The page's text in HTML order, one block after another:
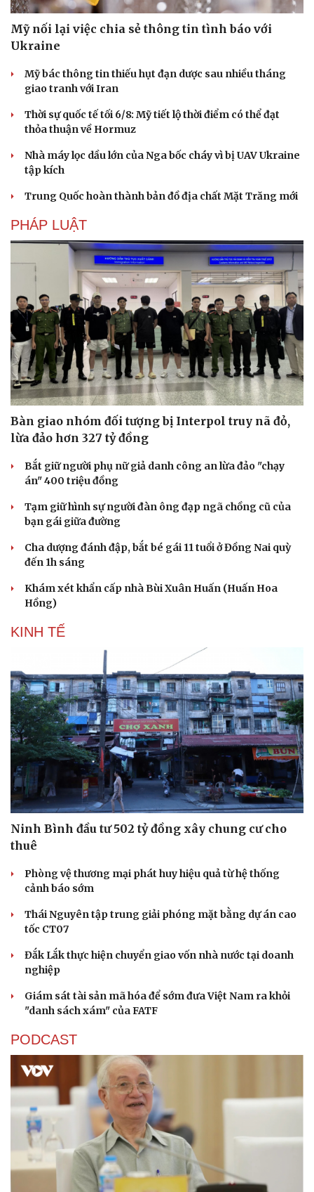
Du lịch
Tư vấn
Săn Tour
check-in
Câu chuyện thời sự
Đọc truyện đêm khuya
Mỹ nối lại việc chia sẻ thông tin tình báo với
Ukraine
Mỹ bác thông tin thiếu hụt đạn dược sau nhiều tháng
giao tranh với Iran
Thời sự quốc tế tối 6/8: Mỹ tiết lộ thời điểm có thể đạt
thỏa thuận về Hormuz
Nhà máy lọc dầu lớn của Nga bốc cháy vì bị UAV Ukraine
tập kích
Trung Quốc hoàn thành bản đồ địa chất Mặt Trăng mới
PHÁP LUẬT
Bàn giao nhóm đối tượng bị Interpol truy nã đỏ,
lừa đảo hơn 327 tỷ đồng
Bắt giữ người phụ nữ giả danh công an lừa đảo "chạy
án" 400 triệu đồng
Tạm giữ hình sự người đàn ông đạp ngã chồng cũ của
bạn gái giữa đường
Cha dượng đánh đập, bắt bé gái 11 tuổi ở Đồng Nai quỳ
đến 1h sáng
Khám xét khẩn cấp nhà Bùi Xuân Huấn (Huấn Hoa
Hồng)
KINH TẾ
Ninh Bình đầu tư 502 tỷ đồng xây chung cư cho
thuê
Phòng vệ thương mại phát huy hiệu quả từ hệ thống
cảnh báo sớm
Thái Nguyên tập trung giải phóng mặt bằng dự án cao
tốc CT07
Đắk Lắk thực hiện chuyển giao vốn nhà nước tại doanh
nghiệp
Giám sát tài sản mã hóa để sớm đưa Việt Nam ra khỏi
"danh sách xám" của FATF
PODCAST